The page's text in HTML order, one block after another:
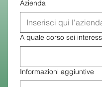
Azienda
A quale corso sei
Informazioni aggiuntive